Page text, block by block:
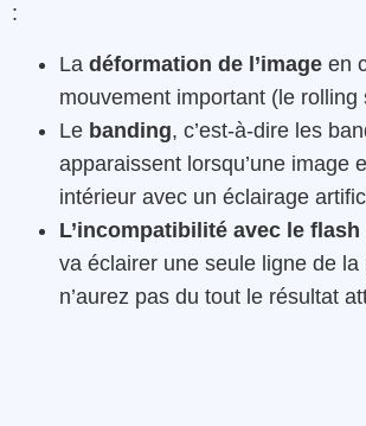
:
La déformation de l’image en
mouvement important (le rolling
Le banding, c’est-à-dire les
apparaissent lorsqu’une image
intérieur avec un éclairage
L’incompatibilité avec le flash
va éclairer une seule ligne de la
n’aurez pas du tout le résultat